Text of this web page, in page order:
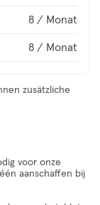
8 / Monat
8 / Monat
zusätzliche
voor onze
aanschaffen bij